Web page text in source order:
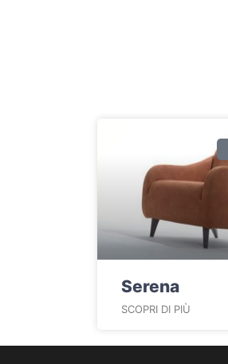
Serena
SCOPRI DI PIÙ